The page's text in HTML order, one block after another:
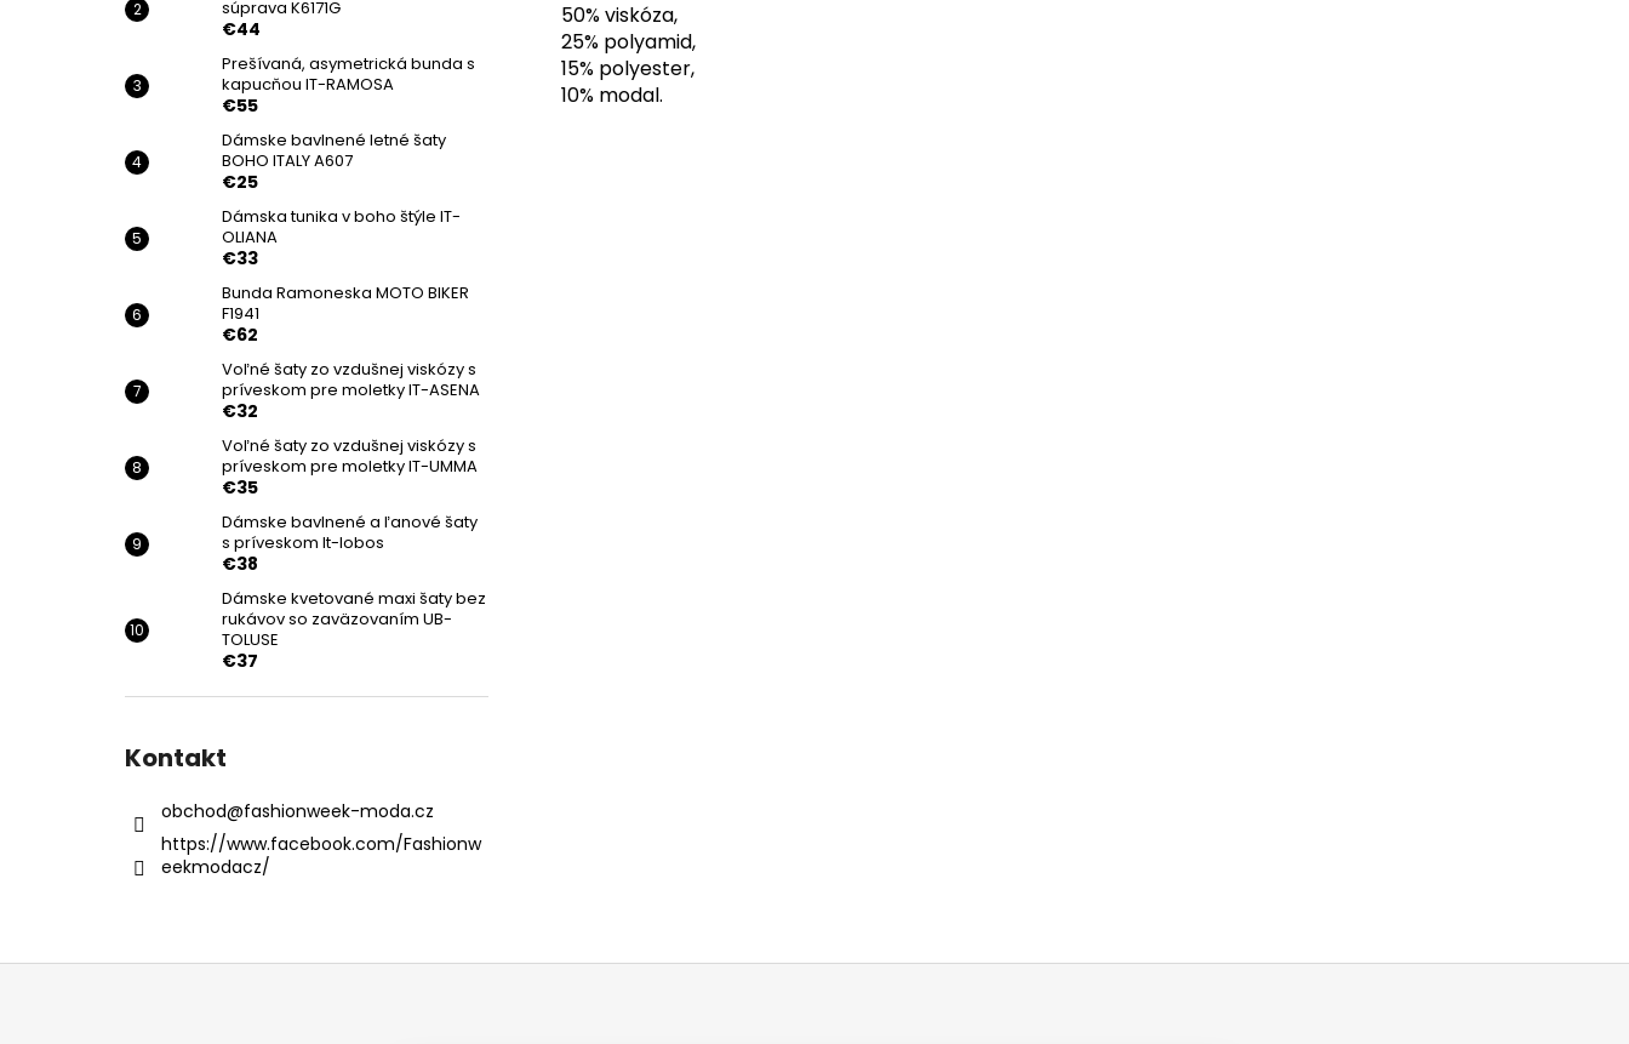
súprava K6171G
€44
Prešívaná, asymetrická bunda s
kapucňou IT-RAMOSA
€55
Dámske bavlnené letné šaty
BOHO ITALY A607
€25
Dámska tunika v boho štýle IT-
OLIANA
€33
Bunda Ramoneska MOTO BIKER
F1941
€62
Voľné šaty zo vzdušnej viskózy s
príveskom pre moletky IT-ASENA
€32
Voľné šaty zo vzdušnej viskózy s
príveskom pre moletky IT-UMMA
€35
Dámske bavlnené a ľanové šaty
s príveskom It-lobos
€38
Dámske kvetované maxi šaty bez
rukávov so zaväzovaním UB-
TOLUSE
€37
Kontakt
obchod@fashionweek-moda.cz
https://www.facebook.com/Fashionw
eekmodacz/
50% viskóza,
25% polyamid,
15% polyester,
10% modal.
Z